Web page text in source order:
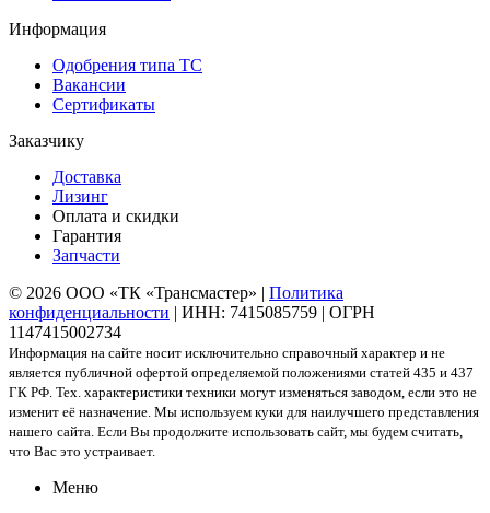
Информация
Одобрения типа ТС
Вакансии
Сертификаты
Заказчику
Доставка
Лизинг
Оплата и скидки
Гарантия
Запчасти
© 2026 ООО «ТК «Трансмастер» | Политика
конфиденциальности | ИНН: 7415085759 | ОГРН
1147415002734
Информация на сайте носит исключительно справочный характер и не
является публичной офертой определяемой положениями статей 435 и 437
ГК РФ. Тех. характеристики техники могут изменяться заводом, если это не
изменит её назначение. Мы используем куки для наилучшего представления
нашего сайта. Если Вы продолжите использовать сайт, мы будем считать,
что Вас это устраивает.
Меню